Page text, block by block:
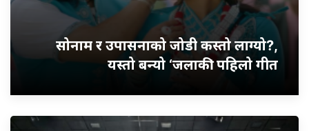
सोनाम र उपासनाको जोडी कस्तो लाग्यो?,
यस्तो बन्यो ‘जलाकी’ पहिलो गीत